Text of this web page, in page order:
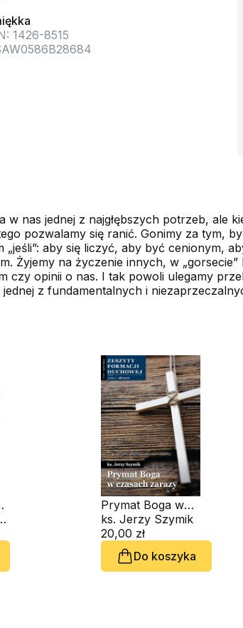
1426-8515
nas jednej z najgłębszych potrzeb, ale
pozwalamy się ranić. Gonimy za tym,
aby się liczyć, aby być cenionym,
Żyjemy na życzenie innych, w
czy opinii o nas. I tak powoli ulegamy
z fundamentalnych i
FdCC
Prymat Boga w
czasach zarazy.
Zeszyt Formacji
Duchowej nr 98
ks. Jerzy Szymik
20,00 zł
Do koszyka